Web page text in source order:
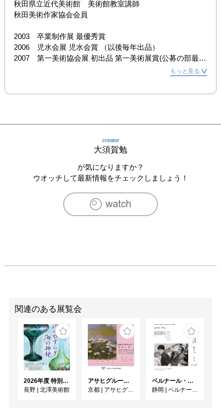
秋田県立近代美術館　美術館教室講師
秋田美術作家協会会員
2003　卒業制作展 最優秀賞
2006　児水会展 児水会賞 （以後毎年出品）
2007　第一美術協会展 初出品 第一美術展賞(公募の部最高
賞) （以後毎年出品）
2008　The Drawing Exhibition ”JOY” 出品 （中国・北京）
2008　スペイン美術賞展 出品 （スペイン・コミージャ
2009　第一美術協会 会員推挙
2009　AKITA ART JUNGLE 2009 旧秋田現代美術展（秋田
2010　個展　高松天満屋　 （香川・高松市）
2011　個展　福屋　八丁堀本店　（広島・広島市）
2011　個展　近鉄百貨店　阿倍野店　（大阪・大阪市）
2011　個展　近鉄百貨店　橿原店　（奈良・橿原市）
2011　第一美術協会展　損保ジャパン財団奨励賞
2011　県展　招待出品　（秋田）
2011　個展　高松天満屋　（香川）
2011　個展　川徳百貨店　（岩手・盛岡）
2011　AKITA ART JUNGLE 2011　　（秋田・秋田市）
もっと見る
creator
大須賀勉
が気になりますか？
ウオッチして最新情報をチェックしましょう！
関連のある展覧会
2026年度 特別展「ガレとドーム、アール･ヌーヴォーのガラス 水辺のやすらぎ、海の神秘」
長野 | 北澤美術館
アサヒグループ大山崎山荘美術館 開館30周年記念展「没後100年 クロード・モネ」
京都 | アサヒグループ大山崎山荘美術館
ベルナール・ビュフェと写真 ーカメラがとらえたビュフェとその時代、そして21 世紀へ
静岡 | ベルナール・ビュフェ美術館